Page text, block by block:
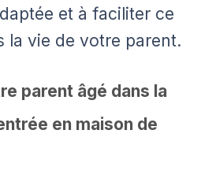
et à faciliter ce
la vie de votre parent.
parent âgé dans la
en maison de